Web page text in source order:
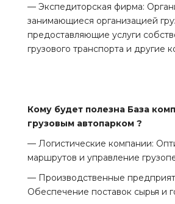
— Экспедиторская фирма:
занимающиеся организацией
предоставляющие услуги
грузового транспорта и другие
Кому будет полезна База
грузовым автопарком ?
— Логистические компании:
маршрутов и управление
— Производственные
Обеспечение поставок сырья и